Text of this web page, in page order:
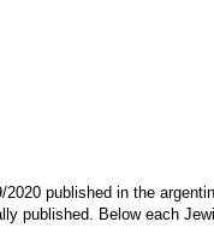
published in the
published. Below each